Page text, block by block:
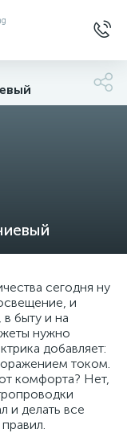
сегодня ну
и
быту и на
нужно
добавляет:
током.
комфорта? Нет,
и делать все